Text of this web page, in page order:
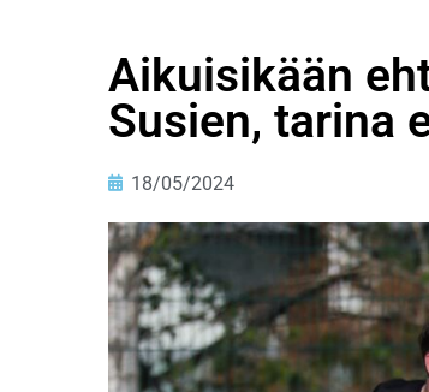
Aikuisikään
Susien, tarina
18/05/2024